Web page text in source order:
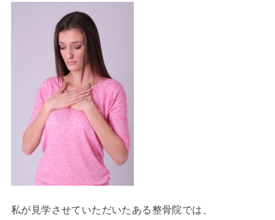
私が見学させていただいたある整骨院では、